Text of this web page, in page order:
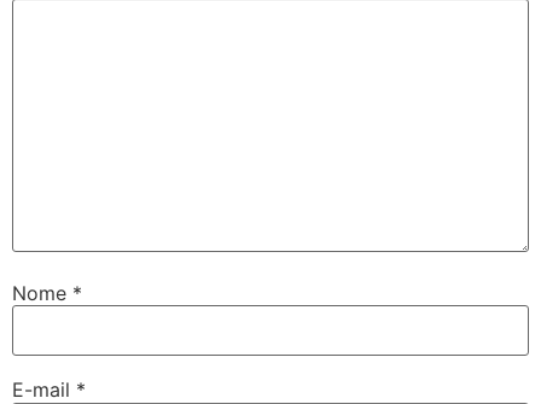
Nome *
E-mail *